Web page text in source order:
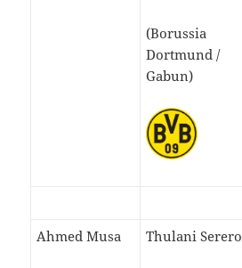
(Borussia
Dortmund /
Gabun)
Ahmed Musa Thulani Serero